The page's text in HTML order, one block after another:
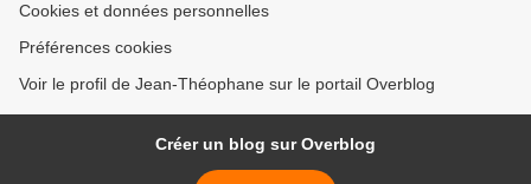
Cookies et données personnelles
Préférences cookies
Voir le profil de Jean-Théophane sur le portail Overblog
Créer un blog sur Overblog